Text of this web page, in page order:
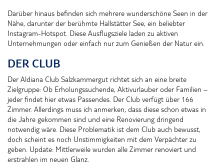
Darüber hinaus befinden sich mehrere wunderschöne Seen in der
Nähe, darunter der berühmte Hallstätter See, ein beliebter
Instagram-Hotspot. Diese Ausflugsziele laden zu aktiven
Unternehmungen oder einfach nur zum Genießen der Natur ein.
DER CLUB
Der Aldiana Club Salzkammergut richtet sich an eine breite
Zielgruppe: Ob Erholungssuchende, Aktivurlauber oder Familien –
jeder findet hier etwas Passendes. Der Club verfügt über 166
Zimmer. Allerdings muss ich anmerken, dass diese schon etwas in
die Jahre gekommen sind und eine Renovierung dringend
notwendig wäre. Diese Problematik ist dem Club auch bewusst,
doch scheint es noch Unstimmigkeiten mit dem Verpächter zu
geben. Update: Mittlerweile wurden alle Zimmer renoviert und
erstrahlen im neuen Glanz.